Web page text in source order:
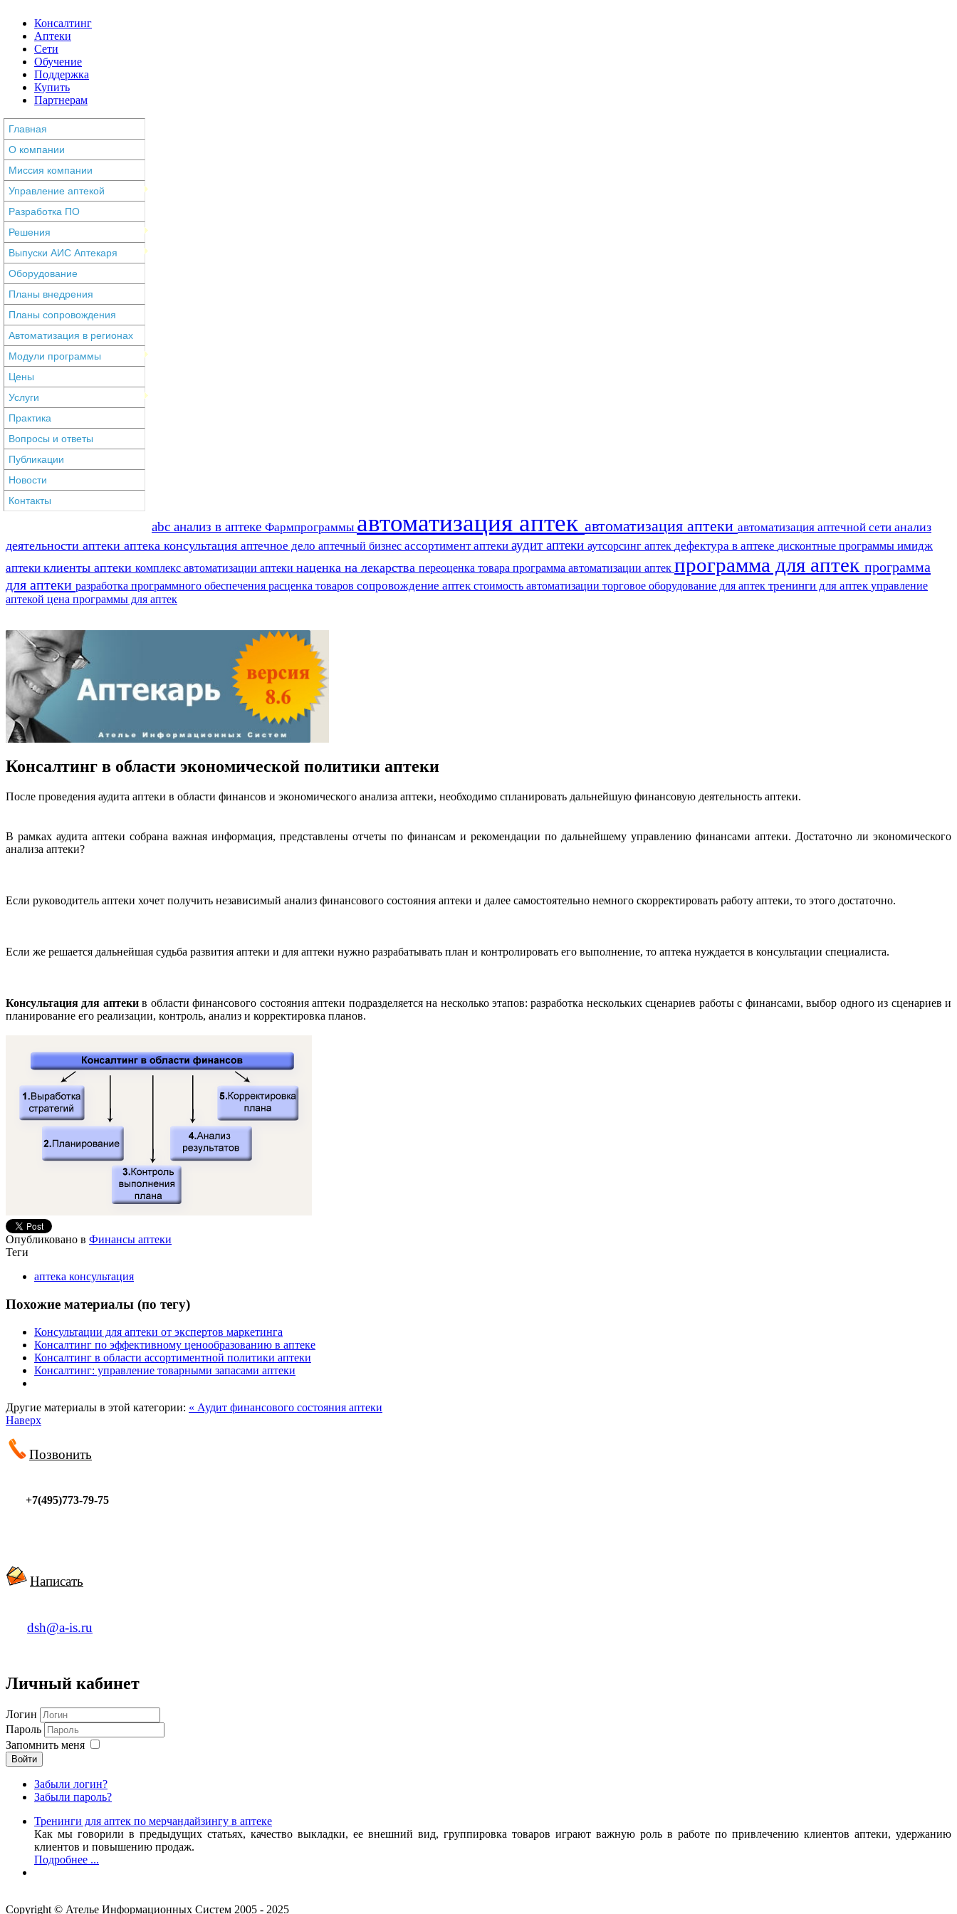
Консалтинг
Аптеки
Сети
Обучение
Поддержка
Купить
Партнерам
Главная
О компании
Миссия компании
Управление аптекой
Разработка ПО
Решения
Выпуски АИС Аптекаря
Оборудование
Планы внедрения
Планы сопровождения
Автоматизация в регионах
Модули программы
Цены
Услуги
Практика
Вопросы и ответы
Публикации
Новости
Контакты
abc анализ в аптеке Фармпрограммы автоматизация аптек автоматизация аптеки автоматизация аптечной сети анализ
деятельности аптеки аптека консультация аптечное дело аптечный бизнес ассортимент аптеки аудит аптеки аутсорсинг аптек дефектура в аптеке дисконтные программы имидж
аптеки клиенты аптеки комплекс автоматизации аптеки наценка на лекарства переоценка товара программа автоматизации аптек программа для аптек программа
для аптеки разработка программного обеспечения расценка товаров сопровождение аптекстоимость автоматизации торговое оборудование для аптек тренинги для аптекуправление
аптекой цена программы для аптек
Консалтинг в области экономической политики аптеки
После проведения аудита аптеки в области финансов и экономического анализа аптеки, необходимо спланировать дальнейшую финансовую деятельность аптеки.
В рамках аудита аптеки собрана важная информация, представлены отчеты по финансам и рекомендации по дальнейшему управлению финансами аптеки. Достаточно ли экономического
анализа аптеки?
Если руководитель аптеки хочет получить независимый анализ финансового состояния аптеки и далее самостоятельно немного скорректировать работу аптеки, то этого достаточно.
Если же решается дальнейшая судьба развития аптеки и для аптеки нужно разрабатывать план и контролировать его выполнение, то аптека нуждается в консультации специалиста.
Консультация для аптекив области финансового состояния аптеки подразделяется на несколько этапов: разработка нескольких сценариев работы с финансами, выбор одного из сценариев и
планирование его реализации, контроль, анализ и корректировка планов.
Опубликовано в Финансы аптеки
Теги
аптека консультация
Похожие материалы (по тегу)
Консультации для аптеки от экспертов маркетинга
Консалтинг по эффективному ценообразованию в аптеке
Консалтинг в области ассортиментной политики аптеки
Консалтинг: управление товарными запасами аптеки
Другие материалы в этой категории: « Аудит финансового состояния аптеки
Наверх
Позвонить
+7(495)773-79-75
Написать
dsh@a-is.ru
Личный кабинет
Логин
Пароль
Запомнить меня
Войти
Забыли логин?
Забыли пароль?
Тренинги для аптек по мерчандайзингу в аптеке
Как мы говорили в предыдущих статьях, качество выкладки, ее внешний вид, группировка товаров играют важную роль в работе по привлечению клиентов аптеки, удержанию
клиентов и повышению продаж.
Подробнее ...
Copyright © Ателье Информационных Систем 2005 - 2025